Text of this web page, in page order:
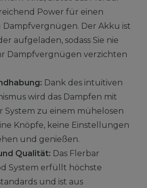
Power für einen
Dampfvergnügen. Der Akku ist
aufgeladen, sodass Sie nie
Dampfvergnügen verzichten
Dank des intuitiven
wird das Dampfen mit
System zu einem mühelosen
Knöpfe, keine Einstellungen
und genießen.
Qualität: Das Flerbar
System erfüllt höchste
und ist aus